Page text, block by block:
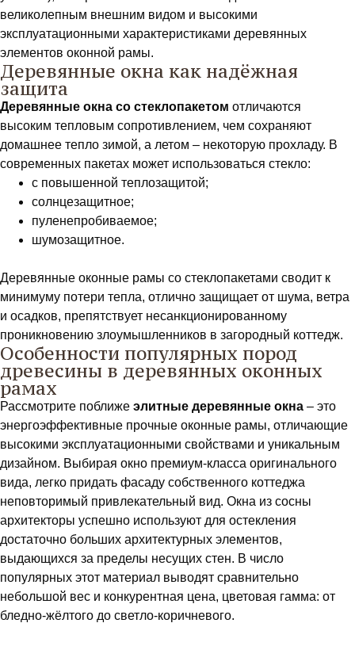
великолепным внешним видом и высокими
эксплуатационными характеристиками деревянных
элементов оконной рамы.
Деревянные окна как надёжная
защита
Деревянные окна со стеклопакетом отличаются
высоким тепловым сопротивлением, чем сохраняют
домашнее тепло зимой, а летом – некоторую прохладу. В
современных пакетах может использоваться стекло:
с повышенной теплозащитой;
солнцезащитное;
пуленепробиваемое;
шумозащитное.
Деревянные оконные рамы со стеклопакетами сводит к
минимуму потери тепла, отлично защищает от шума, ветра
и осадков, препятствует несанкционированному
проникновению злоумышленников в загородный коттедж.
Особенности популярных пород
древесины в деревянных оконных
рамах
Рассмотрите поближе элитные деревянные окна – это
энергоэффективные прочные оконные рамы, отличающие
высокими эксплуатационными свойствами и уникальным
дизайном. Выбирая окно премиум-класса оригинального
вида, легко придать фасаду собственного коттеджа
неповторимый привлекательный вид. Окна из сосны
архитекторы успешно используют для остекления
достаточно больших архитектурных элементов,
выдающихся за пределы несущих стен. В число
популярных этот материал выводят сравнительно
небольшой вес и конкурентная цена, цветовая гамма: от
бледно-жёлтого до светло-коричневого.